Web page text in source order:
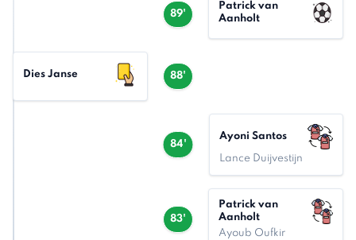
89'
Patrick van
Aanholt
88'
Dies Janse
84'
Ayoni Santos
Lance Duijvestijn
83'
Patrick van
Aanholt
Ayoub Oufkir